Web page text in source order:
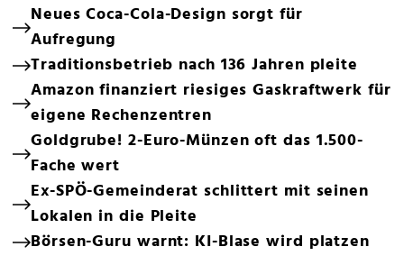
Neues Coca-Cola-Design sorgt für
Aufregung
Traditionsbetrieb nach 136 Jahren pleite
Amazon finanziert riesiges Gaskraftwerk für
eigene Rechenzentren
Goldgrube! 2-Euro-Münzen oft das 1.500-
Fache wert
Ex-SPÖ-Gemeinderat schlittert mit seinen
Lokalen in die Pleite
Börsen-Guru warnt: KI-Blase wird platzen